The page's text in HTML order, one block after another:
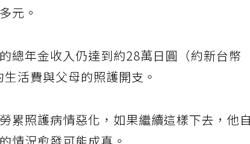
元。
總年金收入仍達到約28萬日圓（約新台幣
活費與父母的照護開支。
累照護病情惡化，如果繼續這樣下去，他